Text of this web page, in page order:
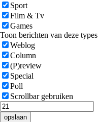
Sport
Film & Tv
Games
Toon berichten van deze types
Weblog
Column
(P)review
Special
Poll
Scrollbar gebruiken
opslaan